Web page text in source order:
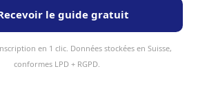
+41 78 319 32 82
le guide gratuit
en 1 clic. Données stockées en Suisse,
conformes LPD + RGPD.